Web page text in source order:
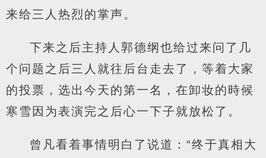
来给三人热烈的掌声。
下来之后主持人郭德纲也给过来问了几
个问题之后三人就往后台走去了，等着大家
的投票，选出今天的第一名，在卸妆的時候
寒雪因为表演完之后心一下子就放松了。
曾凡看着事情明白了说道：“终于真相大